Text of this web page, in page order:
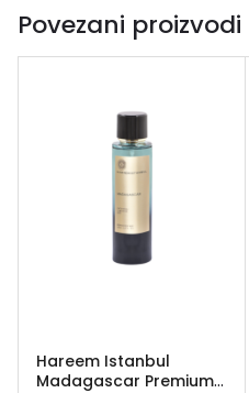
Povezani proizvodi
Hareem Istanbul
Madagascar Premium